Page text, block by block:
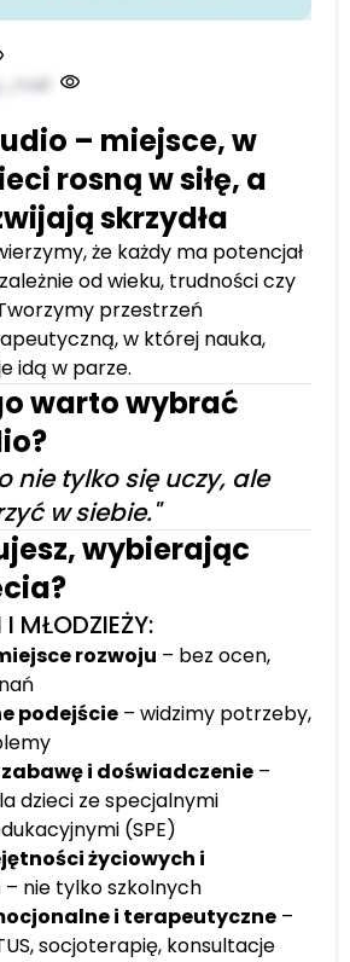
– miejsce, w
rosną w siłę, a
skrzydła
że każdy ma potencjał
od wieku, trudności czy
przestrzeń
w której nauka,
idą w parze.
warto wybrać
nie tylko się uczy, ale
w siebie."
wybierając
MŁODZIEŻY:
rozwoju – bez ocen,
podejście – widzimy potrzeby,
i doświadczenie –
dzieci ze specjalnymi
(SPE)
życiowych i
– nie tylko szkolnych
i terapeutyczne –
socjoterapię, konsultacje